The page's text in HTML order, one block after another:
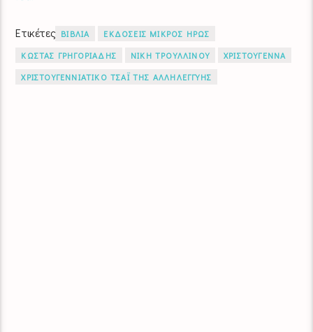
Ετικέτες ΒΙΒΛΙΑ
ΕΚΔΟΣΕΙΣ ΜΙΚΡΟΣ ΗΡΩΣ
ΚΩΣΤΑΣ ΓΡΗΓΟΡΙΑΔΗΣ
ΝΙΚΗ ΤΡΟΥΛΛΙΝΟΥ
ΧΡΙΣΤΟΥΓΕΝΝΑ
ΧΡΙΣΤΟΥΓΕΝΝΙΑΤΙΚΟ ΤΣΑΪ ΤΗΣ ΑΛΛΗΛΕΓΓΥΗΣ